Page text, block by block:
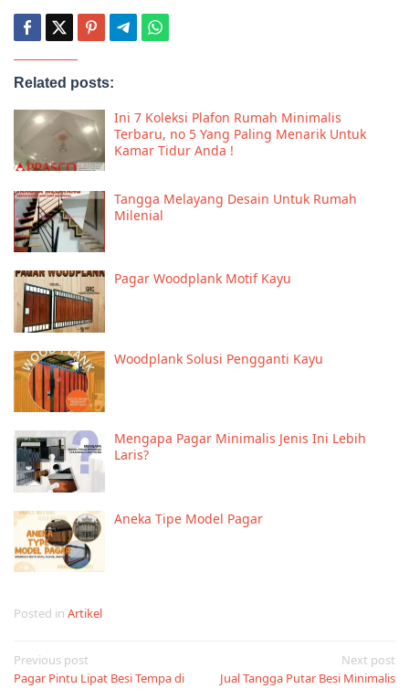
Related posts:
Ini 7 Koleksi Plafon Rumah Minimalis
Terbaru, no 5 Yang Paling Menarik Untuk
Kamar Tidur Anda !
Tangga Melayang Desain Untuk Rumah
Milenial
Pagar Woodplank Motif Kayu
Woodplank Solusi Pengganti Kayu
Mengapa Pagar Minimalis Jenis Ini Lebih
Laris?
Aneka Tipe Model Pagar
Posted in Artikel
Post
Previous post
Pagar Pintu Lipat Besi Tempa di
Next post
Jual Tangga Putar Besi Minimalis